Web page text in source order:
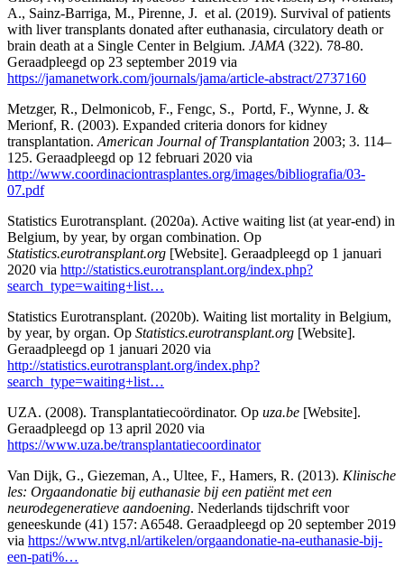
A., Sainz-Barriga, M., Pirenne, J. et al. (2019). Survival of patients
with liver transplants donated after euthanasia, circulatory death or
brain death at a Single Center in Belgium. JAMA (322). 78-80.
Geraadpleegd op 23 september 2019 via
https://jamanetwork.com/journals/jama/article-abstract/2737160
Metzger, R., Delmonicob, F., Fengc, S., Portd, F., Wynne, J. &
Merionf, R. (2003). Expanded criteria donors for kidney
transplantation. American Journal of Transplantation 2003; 3. 114–
125. Geraadpleegd op 12 februari 2020 via
http://www.coordinaciontrasplantes.org/images/bibliografia/03-
07.pdf
Statistics Eurotransplant. (2020a). Active waiting list (at year-end) in
Belgium, by year, by organ combination. Op
Statistics.eurotransplant.org [Website]. Geraadpleegd op 1 januari
2020 via http://statistics.eurotransplant.org/index.php?
search_type=waiting+list…
Statistics Eurotransplant. (2020b). Waiting list mortality in Belgium,
by year, by organ. Op Statistics.eurotransplant.org [Website].
Geraadpleegd op 1 januari 2020 via
http://statistics.eurotransplant.org/index.php?
search_type=waiting+list…
UZA. (2008). Transplantatiecoördinator. Op uza.be [Website].
Geraadpleegd op 13 april 2020 via
https://www.uza.be/transplantatiecoordinator
Van Dijk, G., Giezeman, A., Ultee, F., Hamers, R. (2013). Klinische
les: Orgaandonatie bij euthanasie bij een patiënt met een
neurodegeneratieve aandoening. Nederlands tijdschrift voor
geneeskunde (41) 157: A6548. Geraadpleegd op 20 september 2019
via https://www.ntvg.nl/artikelen/orgaandonatie-na-euthanasie-bij-
een-pati%…